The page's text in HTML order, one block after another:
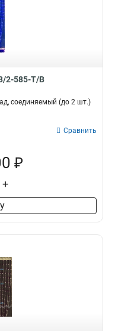
2-585-T/B
соединяемый (до 2 шт.)
Сравнить
₽
+